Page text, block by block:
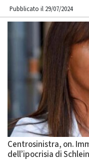
Pubblicato il 29/07/2024
Centrosinistra, on.
dell’ipocrisia di